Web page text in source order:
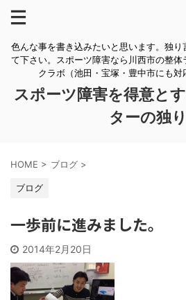
色んな事を書き込みたいと思います。独り
て下さい。スポーツ障害なら川西市の整
クラボ（池田・宝塚・豊中市にも対
スポーツ障害を得意と
ターの独
HOME > ブログ >
ブログ
一歩前に進みました。
2014年2月20日